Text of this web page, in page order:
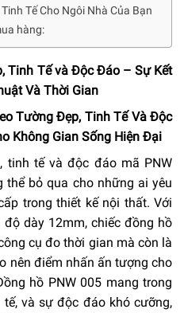
Tế Cho Ngôi Nhà Của Bạn
hàng:
Tinh Tế và Độc Đáo – Sự Kết
Và Thời Gian
Tường Đẹp, Tinh Tế Và Độc
Không Gian Sống Hiện Đại
tinh tế và độc đáo mã PNW
bỏ qua cho những ai yêu
trong thiết kế nội thất. Với
dày 12mm, chiếc đồng hồ
cụ đo thời gian mà còn là
nên điểm nhấn ấn tượng cho
hồ PNW 005 mang trong
và sự độc đáo khó cưỡng,